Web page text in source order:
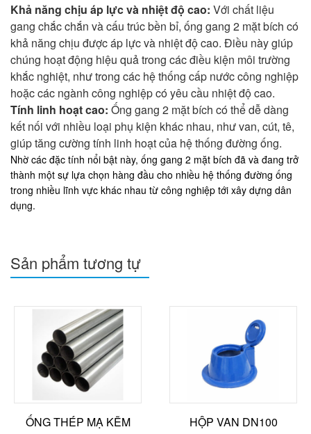
Khả năng chịu áp lực và nhiệt độ cao: Với chất liệu
gang chắc chắn và cấu trúc bền bỉ, ống gang 2 mặt bích có
khả năng chịu được áp lực và nhiệt độ cao. Điều này giúp
chúng hoạt động hiệu quả trong các điều kiện môi trường
khắc nghiệt, như trong các hệ thống cấp nước công nghiệp
hoặc các ngành công nghiệp có yêu cầu nhiệt độ cao.
Tính linh hoạt cao: Ống gang 2 mặt bích có thể dễ dàng
kết nối với nhiều loại phụ kiện khác nhau, như van, cút, tê,
giúp tăng cường tính linh hoạt của hệ thống đường ống.
Nhờ các đặc tính nổi bật này, ống gang 2 mặt bích đã và đang trở
thành một sự lựa chọn hàng đầu cho nhiều hệ thống đường ống
trong nhiều lĩnh vực khác nhau từ công nghiệp tới xây dựng dân
dụng.
Sản phẩm tương tự
ỐNG THÉP MẠ KẼM
HỘP VAN DN100